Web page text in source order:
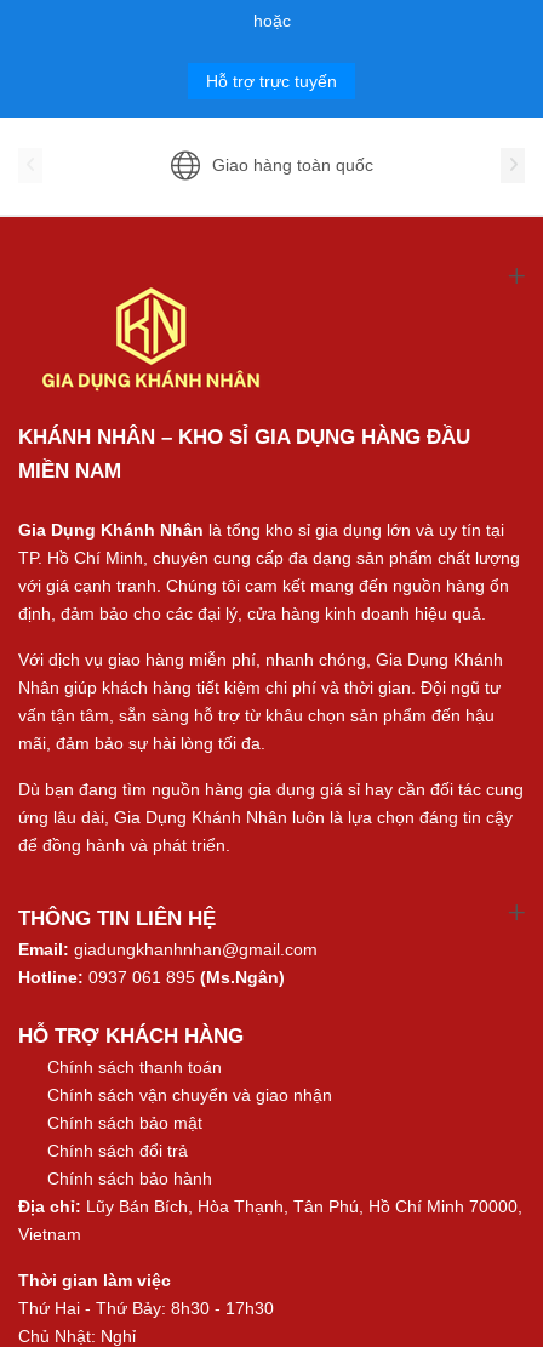
hoặc
Hỗ trợ trực tuyến
Giao hàng toàn quốc
KHÁNH NHÂN – KHO SỈ GIA DỤNG HÀNG ĐẦU
MIỀN NAM
Gia Dụng Khánh Nhân là tổng kho sỉ gia dụng lớn và uy tín tại
TP. Hồ Chí Minh, chuyên cung cấp đa dạng sản phẩm chất lượng
với giá cạnh tranh. Chúng tôi cam kết mang đến nguồn hàng ổn
định, đảm bảo cho các đại lý, cửa hàng kinh doanh hiệu quả.
Với dịch vụ giao hàng miễn phí, nhanh chóng, Gia Dụng Khánh
Nhân giúp khách hàng tiết kiệm chi phí và thời gian. Đội ngũ tư
vấn tận tâm, sẵn sàng hỗ trợ từ khâu chọn sản phẩm đến hậu
mãi, đảm bảo sự hài lòng tối đa.
Dù bạn đang tìm nguồn hàng gia dụng giá sỉ hay cần đối tác cung
ứng lâu dài, Gia Dụng Khánh Nhân luôn là lựa chọn đáng tin cậy
để đồng hành và phát triển.
THÔNG TIN LIÊN HỆ
Email: giadungkhanhnhan@gmail.com
Hotline: 0937 061 895 (Ms.Ngân)
HỖ TRỢ KHÁCH HÀNG
Chính sách thanh toán
Chính sách vận chuyển và giao nhận
Chính sách bảo mật
Chính sách đổi trả
Chính sách bảo hành
Địa chỉ: Lũy Bán Bích, Hòa Thạnh, Tân Phú, Hồ Chí Minh 70000,
Vietnam
Thời gian làm việc
Thứ Hai - Thứ Bảy: 8h30 - 17h30
Chủ Nhật: Nghỉ